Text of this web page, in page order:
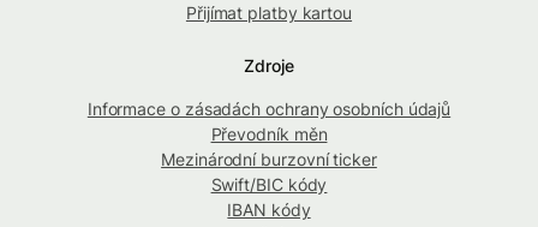
Přijímat platby kartou
Zdroje
Informace o zásadách ochrany osobních údajů
Převodník měn
Mezinárodní burzovní ticker
Swift/BIC kódy
IBAN kódy